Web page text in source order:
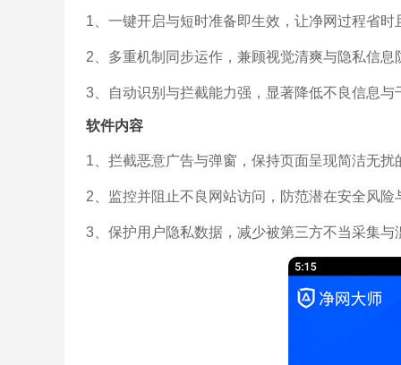
1、一键开启与短时准备即生效，让净网过程省时
2、多重机制同步运作，兼顾视觉清爽与隐私信息
3、自动识别与拦截能力强，显著降低不良信息与
软件内容
1、拦截恶意广告与弹窗，保持页面呈现简洁无扰
2、监控并阻止不良网站访问，防范潜在安全风险
3、保护用户隐私数据，减少被第三方不当采集与